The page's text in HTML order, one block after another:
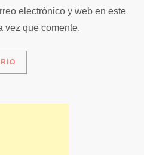
electrónico y web en este
vez que comente.